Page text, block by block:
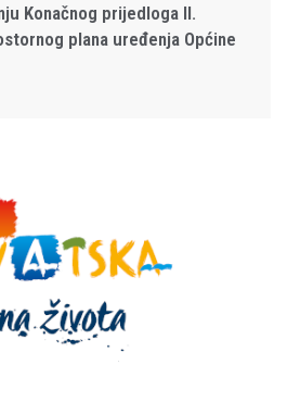
Konačnog prijedloga II.
plana uređenja Općine